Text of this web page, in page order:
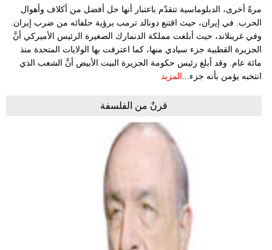
مرةً أخرى، الدبلوماسية تتقدّم باعتبار أنها حل أفضل من أكلاف وأهوال
الحرب. في إيران، حيث اقتنع دونالد ترمب برؤية حلفائه من ضرب إيران.
وفي غرينلاند، حيث أبلغت مملكة الدنمارك الصغيرة الرئيس الأميركي أنَّ
الجزيرة القطبية جزء سيادي منها، كما اعترفت بها الولايات المتحدة منذ
مائة عام. وقد أبلغ رئيس حكومة الجزيرة البيت الأبيض أنَّ الشعب الذي
انتخبه يؤمن بأنه جزء... المزيد
قرنٌ من الفلسفة